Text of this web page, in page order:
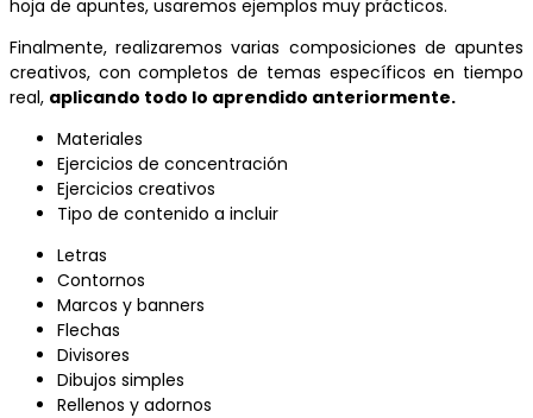
hoja de apuntes, usaremos ejemplos muy prácticos.
Finalmente, realizaremos varias composiciones de apuntes
creativos, con completos de temas específicos en tiempo
real, aplicando todo lo aprendido anteriormente.
Materiales
Ejercicios de concentración
Ejercicios creativos
Tipo de contenido a incluir
Letras
Contornos
Marcos y banners
Flechas
Divisores
Dibujos simples
Rellenos y adornos